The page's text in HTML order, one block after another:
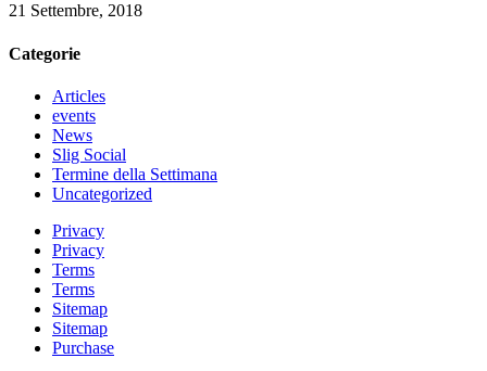
21 Settembre, 2018
Categorie
Articles
events
News
Slig Social
Termine della Settimana
Uncategorized
Privacy
Privacy
Terms
Terms
Sitemap
Sitemap
Purchase